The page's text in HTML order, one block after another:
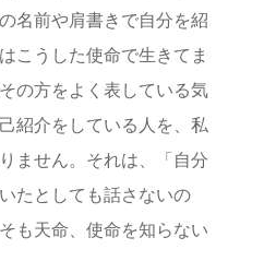
名前や肩書きで自分を紹
こうした使命で生きてま
の方をよく表している気
紹介をしている人を、私
ません。それは、「自分
たとしても話さないの
も天命、使命を知らない